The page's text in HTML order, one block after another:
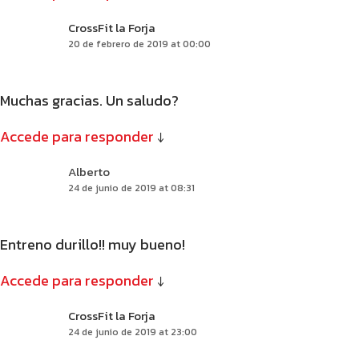
CrossFit la Forja
20 de febrero de 2019 at 00:00
Muchas gracias. Un saludo?
Accede para responder ↓
Alberto
24 de junio de 2019 at 08:31
Entreno durillo!! muy bueno!
Accede para responder ↓
CrossFit la Forja
24 de junio de 2019 at 23:00